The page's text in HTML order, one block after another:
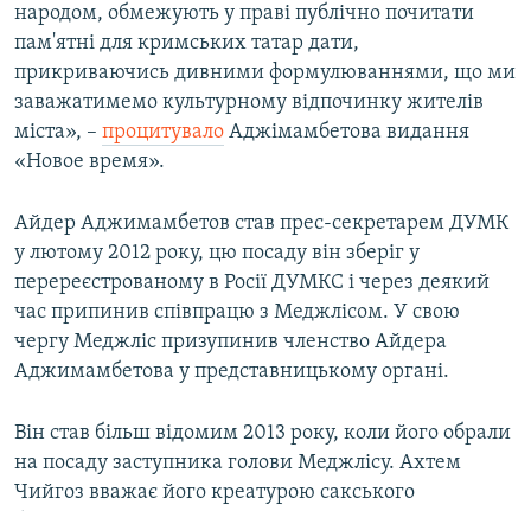
народом, обмежують у праві публічно почитати
пам'ятні для кримських татар дати,
прикриваючись дивними формулюваннями, що ми
заважатимемо культурному відпочинку жителів
міста», – процитувало Аджімамбетова видання
«Новое время».
Айдер Аджимамбетов став прес-секретарем ДУМК
у лютому 2012 року, цю посаду він зберіг у
перереєстрованому в Росії ДУМКС і через деякий
час припинив співпрацю з Меджлісом. У свою
чергу Меджліс призупинив членство Айдера
Аджимамбетова у представницькому органі.
Він став більш відомим 2013 року, коли його обрали
на посаду заступника голови Меджлісу. Ахтем
Чийгоз вважає його креатурою сакського